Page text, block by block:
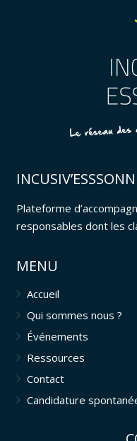
Plateforme
responsables dont les
MENU
Accueil
Qui sommes nous ?
Événements
Ressources
Contact
Candidature